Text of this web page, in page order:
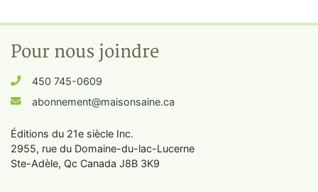
Pour nous joindre
450 745-0609
abonnement@maisonsaine.ca
Éditions du 21e siècle Inc.
2955, rue du Domaine-du-lac-Lucerne
Ste-Adèle, Qc Canada J8B 3K9